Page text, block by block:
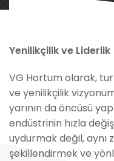
Yenilikçilik ve Liderlik
VG Hortum olarak,
ve yenilikçilik
yarının da öncüsü
endüstrinin hızla
uydurmak değil, aynı
şekillendirmek ve